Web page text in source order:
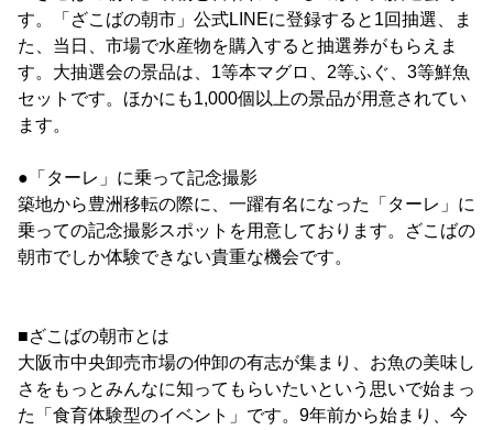
す。「ざこばの朝市」公式LINEに登録すると1回抽選、ま
た、当日、市場で水産物を購入すると抽選券がもらえま
す。大抽選会の景品は、1等本マグロ、2等ふぐ、3等鮮魚
セットです。ほかにも1,000個以上の景品が用意されてい
ます。
●「ターレ」に乗って記念撮影
築地から豊洲移転の際に、一躍有名になった「ターレ」に
乗っての記念撮影スポットを用意しております。ざこばの
朝市でしか体験できない貴重な機会です。
■ざこばの朝市とは
大阪市中央卸売市場の仲卸の有志が集まり、お魚の美味し
さをもっとみんなに知ってもらいたいという思いで始まっ
た「食育体験型のイベント」です。9年前から始まり、今